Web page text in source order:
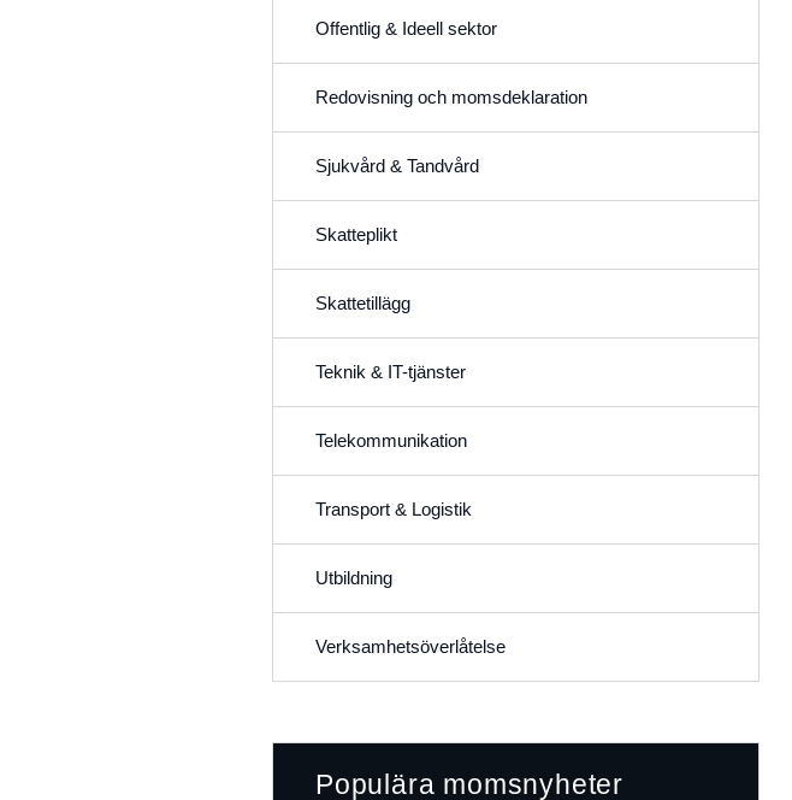
Offentlig & Ideell sektor
Redovisning och momsdeklaration
Sjukvård & Tandvård
Skatteplikt
Skattetillägg
Teknik & IT-tjänster
Telekommunikation
Transport & Logistik
Utbildning
Verksamhetsöverlåtelse
Populära momsnyheter